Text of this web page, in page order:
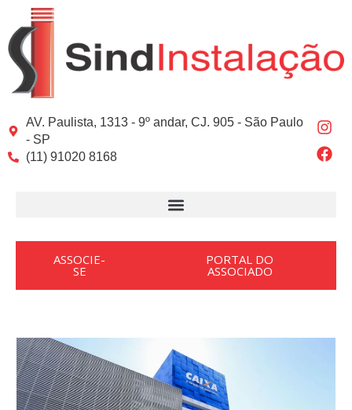
para
conteúdo
AV. Paulista, 1313 - 9º andar, CJ. 905 - São Paulo
- SP
(11) 91020 8168
I
n
s
t
m
F
a
c
e
ASSOCIE-
SE
PORTAL DO
ASSOCIADO
navigation